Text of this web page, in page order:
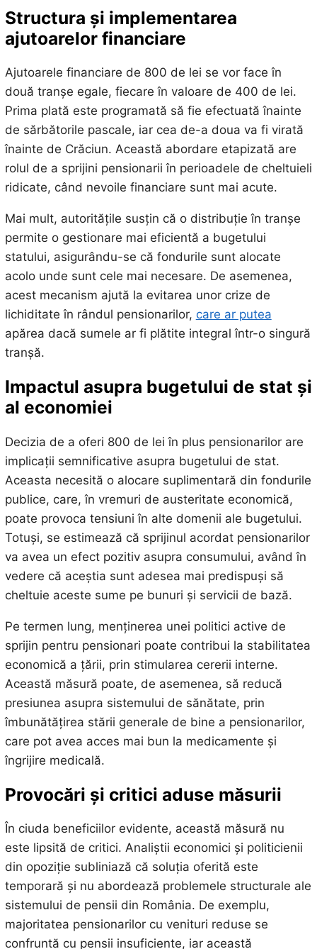
Structura și implementarea
ajutoarelor financiare
Ajutoarele financiare de 800 de lei se vor face în
două tranșe egale, fiecare în valoare de 400 de lei.
Prima plată este programată să fie efectuată înainte
de sărbătorile pascale, iar cea de-a doua va fi virată
înainte de Crăciun. Această abordare etapizată are
rolul de a sprijini pensionarii în perioadele de cheltuieli
ridicate, când nevoile financiare sunt mai acute.
Mai mult, autoritățile susțin că o distribuție în tranșe
permite o gestionare mai eficientă a bugetului
statului, asigurându-se că fondurile sunt alocate
acolo unde sunt cele mai necesare. De asemenea,
acest mecanism ajută la evitarea unor crize de
lichiditate în rândul pensionarilor, care ar putea
apărea dacă sumele ar fi plătite integral într-o singură
tranșă.
Impactul asupra bugetului de stat și
al economiei
Decizia de a oferi 800 de lei în plus pensionarilor are
implicații semnificative asupra bugetului de stat.
Aceasta necesită o alocare suplimentară din fondurile
publice, care, în vremuri de austeritate economică,
poate provoca tensiuni în alte domenii ale bugetului.
Totuși, se estimează că sprijinul acordat pensionarilor
va avea un efect pozitiv asupra consumului, având în
vedere că aceștia sunt adesea mai predispuși să
cheltuie aceste sume pe bunuri și servicii de bază.
Pe termen lung, menținerea unei politici active de
sprijin pentru pensionari poate contribui la stabilitatea
economică a țării, prin stimularea cererii interne.
Această măsură poate, de asemenea, să reducă
presiunea asupra sistemului de sănătate, prin
îmbunătățirea stării generale de bine a pensionarilor,
care pot avea acces mai bun la medicamente și
îngrijire medicală.
Provocări și critici aduse măsurii
În ciuda beneficiilor evidente, această măsură nu
este lipsită de critici. Analiștii economici și politicienii
din opoziție subliniază că soluția oferită este
temporară și nu abordează problemele structurale ale
sistemului de pensii din România. De exemplu,
majoritatea pensionarilor cu venituri reduse se
confruntă cu pensii insuficiente, iar această